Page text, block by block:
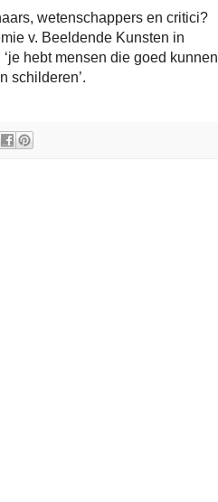
wetenschappers en critici?
v. Beeldende Kunsten in
hebt mensen die goed kunnen
schilderen’.